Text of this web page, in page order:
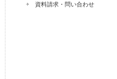
資料請求・問い合わせ